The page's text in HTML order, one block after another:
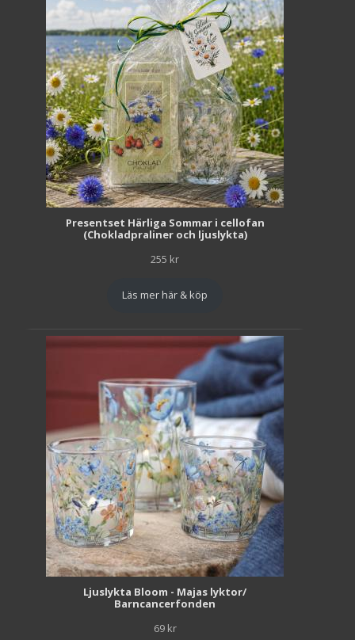
Presentset Härliga Sommar i cellofan
(Chokladpraliner och ljuslykta)
255 kr
Läs mer här & köp
Ljuslykta Bloom - Majas lyktor/
Barncancerfonden
69 kr